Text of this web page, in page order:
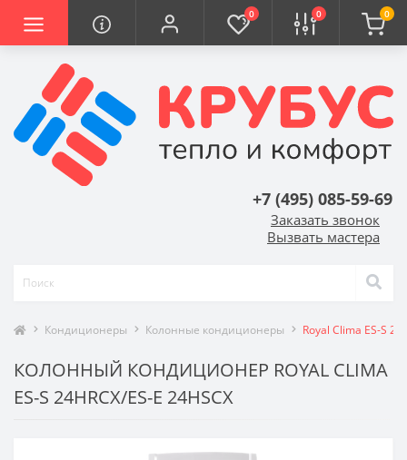
0 0 0
+7 (495) 085-59-69
Заказать звонок
Вызвать мастера
Кондиционеры Колонные кондиционеры Royal Clima ES-S
КОЛОННЫЙ КОНДИЦИОНЕР ROYAL CLIMA
ES-S 24HRCX/ES-E 24HSCX